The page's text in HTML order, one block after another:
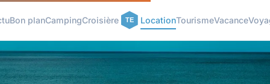
Bon planCampingCroisière LocationTourismeVacance